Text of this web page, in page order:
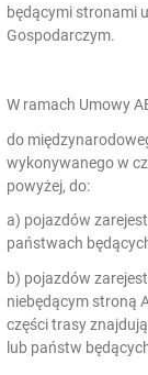
będącymi stronami
Gospodarczym.
W ramach Umowy
do
wykonywanego w
powyżej, do:
a) pojazdów
państwach
b) pojazdów
niebędącym stroną
części trasy
lub państw